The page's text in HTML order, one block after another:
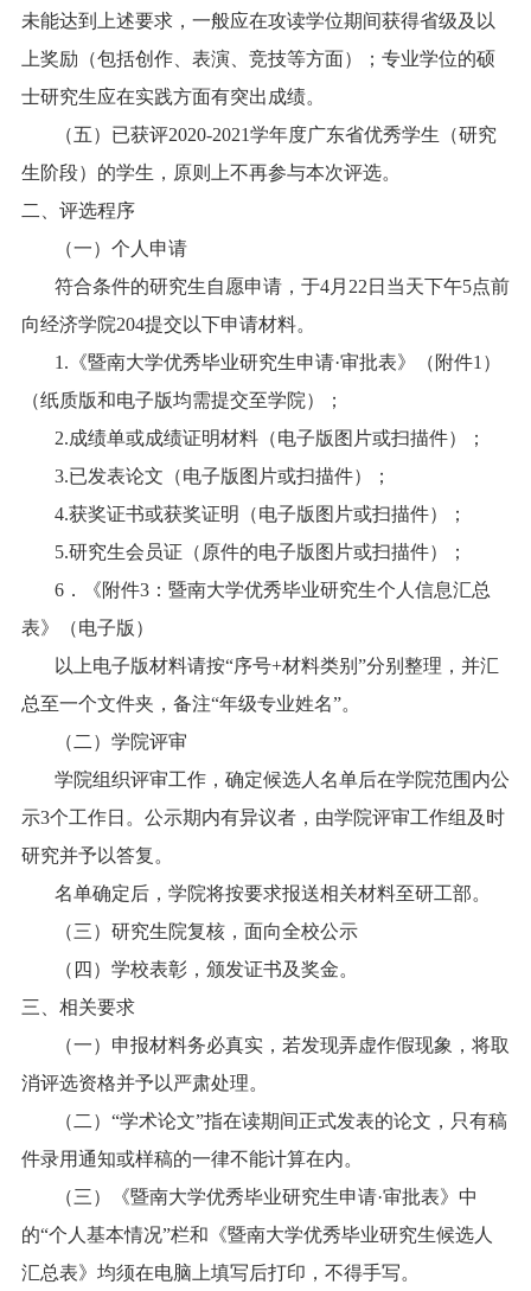
未能达到上述要求，一般应在攻读学位期间获得省级及以
上奖励（包括创作、表演、竞技等方面）；专业学位的硕
士研究生应在实践方面有突出成绩。
（五）已获评2020-2021学年度广东省优秀学生（研究
生阶段）的学生，原则上不再参与本次评选。
二、评选程序
（一）个人申请
符合条件的研究生自愿申请，于4月 22 日当天下午5点前
向经济学院204提交以下申请材料。
1. 《暨南大学优秀毕业研究生申请·审批表》（附件1 ）
（纸质版和电子版均需提交至学院）；
2.成绩单或成绩证明材料（电子版图片或扫描件）；
3.已发表论文（电子版图片或扫描件）；
4.获奖证书或获奖证明（电子版图片或扫描件）；
5.研究生会员证（原件的电子版图片或扫描件）；
6．《附件3：暨南大学优秀毕业研究生个人信息汇总
表》（电子版）
以上电子版材料请按“序号+材料类别”分别整理，并汇
总至一个文件夹，备注“年级专业姓名”。
（二）学院评审
学院组织评审工作，确定候选人名单后在学院范围内公
示3个工作日。公示期内有异议者，由学院评审工作组及时
研究并予以答复。
名单确定后，学院将按要求报送相关材料至研工部。
（三）研究生院复核，面向全校公示
（四）学校表彰，颁发证书及奖金。
三、相关要求
（一）申报材料务必真实，若发现弄虚作假现象，将取
消评选资格并予以严肃处理。
（二）“学术论文”指在读期间正式发表的论文，只有稿
件录用通知或样稿的一律不能计算在内。
（三）《暨南大学优秀毕业研究生申请·审批表》中
的“个人基本情况”栏和《暨南大学优秀毕业研究生候选人
汇总表》均须在电脑上填写后打印，不得手写。